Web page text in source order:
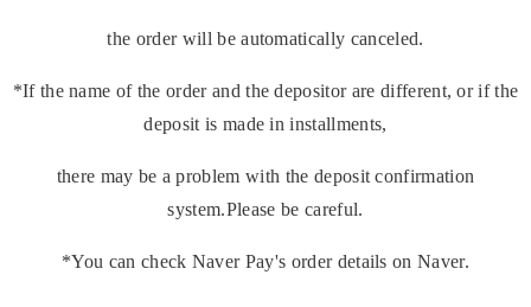
the order will be automatically canceled.
*If the name of the order and the depositor are different, or if the
deposit is made in installments,
there may be a problem with the deposit confirmation
system.Please be careful.
*You can check Naver Pay's order details on Naver.